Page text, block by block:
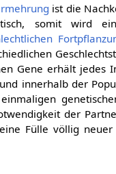
ist die
somit wird
Gene erhält jedes
und innerhalb der
der
Fülle völlig